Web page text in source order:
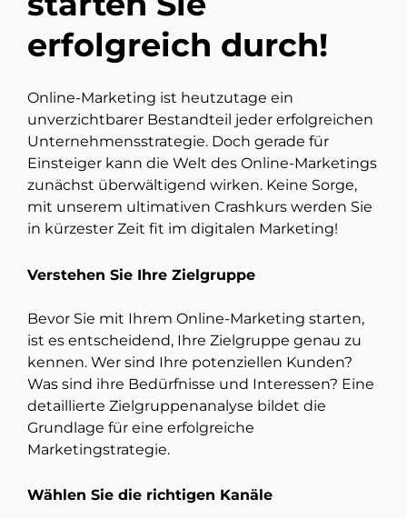
erfolgreich durch!
Online-Marketing ist heutzutage ein
unverzichtbarer Bestandteil jeder erfolgreichen
Unternehmensstrategie. Doch gerade für
Einsteiger kann die Welt des Online-Marketings
zunächst überwältigend wirken. Keine Sorge,
mit unserem ultimativen Crashkurs werden Sie
in kürzester Zeit fit im digitalen Marketing!
Verstehen Sie Ihre Zielgruppe
Bevor Sie mit Ihrem Online-Marketing starten,
ist es entscheidend, Ihre Zielgruppe genau zu
kennen. Wer sind Ihre potenziellen Kunden?
Was sind ihre Bedürfnisse und Interessen? Eine
detaillierte Zielgruppenanalyse bildet die
Grundlage für eine erfolgreiche
Marketingstrategie.
Wählen Sie die richtigen Kanäle